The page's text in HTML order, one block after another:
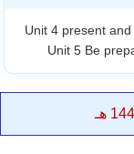
Unit 4 present
Unit 5 Be